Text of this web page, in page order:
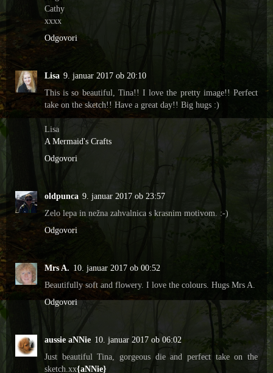
Cathy
xxxx
Odgovori
Lisa 9. januar 2017 ob 20:10
This is so beautiful, Tina!! I love the pretty image!! Perfect
take on the sketch!! Have a great day!! Big hugs :)
Lisa
A Mermaid's Crafts
Odgovori
oldpunca 9. januar 2017 ob 23:57
Zelo lepa in nežna zahvalnica s krasnim motivom. :-)
Odgovori
Mrs A. 10. januar 2017 ob 00:52
Beautifully soft and flowery. I love the colours. Hugs Mrs A.
Odgovori
aussie aNNie 10. januar 2017 ob 06:02
Just beautiful Tina, gorgeous die and perfect take on the
sketch.xx{aNNie}